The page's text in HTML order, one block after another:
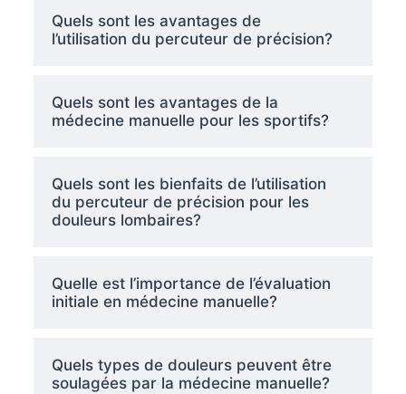
Quels sont les avantages de
l’utilisation du percuteur de précision?
Quels sont les avantages de la
médecine manuelle pour les sportifs?
Quels sont les bienfaits de l’utilisation
du percuteur de précision pour les
douleurs lombaires?
Quelle est l’importance de l’évaluation
initiale en médecine manuelle?
Quels types de douleurs peuvent être
soulagées par la médecine manuelle?